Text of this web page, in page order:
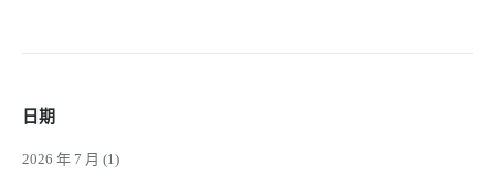
日期
2026 年 7 月 (1)